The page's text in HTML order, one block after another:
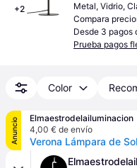
+2
Metal, Vidrio,
Compara
Desde 3 pagos
Prueba pagos
Color
Anuncio
Elmaestrodelailuminacion
4,00 € de envío